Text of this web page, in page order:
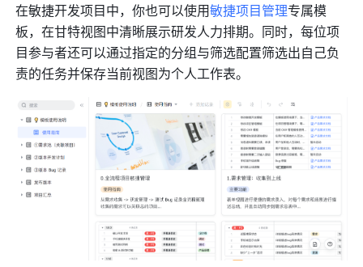
在敏捷开发项目中，你也可以使用敏捷项目管理专属模
板，在甘特视图中清晰展示研发人力排期。同时，每位项
目参与者还可以通过指定的分组与筛选配置筛选出自己负
责的任务并保存当前视图为个人工作表。